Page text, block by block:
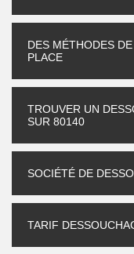
DES MÉTHODES
PLACE
TROUVER UN
SUR 80140
SOCIÉTÉ DE
TARIF